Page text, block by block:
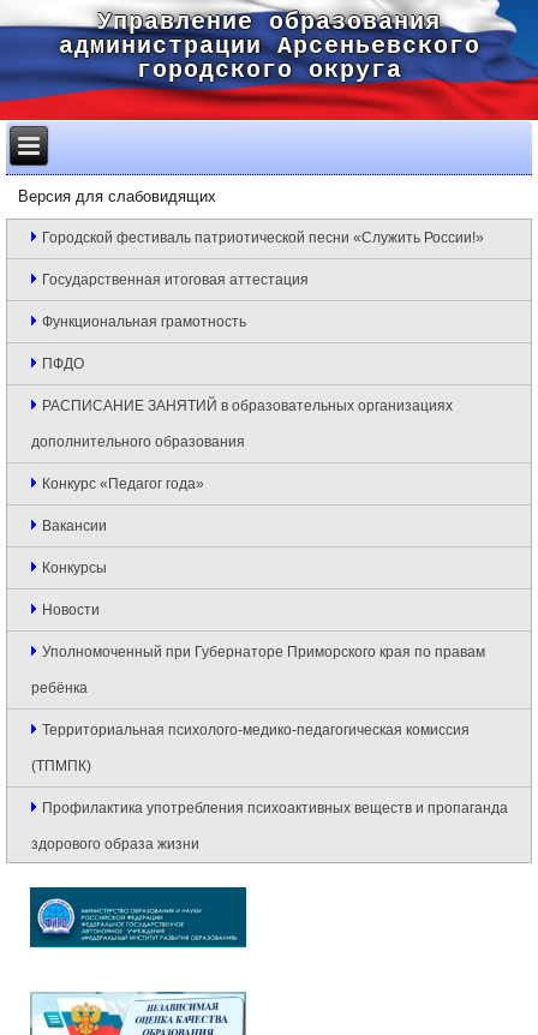
Управление образования
администрации Арсеньевского
городского округа
Версия для слабовидящих
Городской фестиваль патриотической песни «Служить России!»
Государственная итоговая аттестация
Функциональная грамотность
ПФДО
РАСПИСАНИЕ ЗАНЯТИЙ в образовательных организациях
дополнительного образования
Конкурс «Педагог года»
Вакансии
Конкурсы
Новости
Уполномоченный при Губернаторе Приморского края по правам
ребёнка
Территориальная психолого-медико-педагогическая комиссия
(ТПМПК)
Профилактика употребления психоактивных веществ и пропаганда
здорового образа жизни